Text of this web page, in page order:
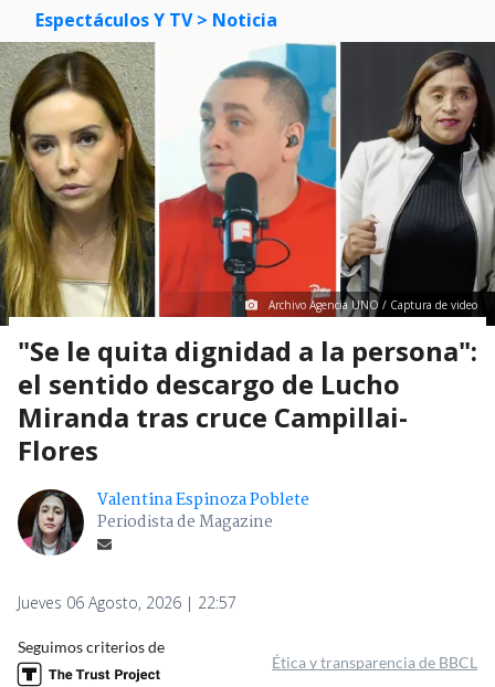
Espectáculos Y TV > Noticia
Archivo Agencia UNO / Captura de video
"Se le quita dignidad a la persona":
el sentido descargo de Lucho
Miranda tras cruce Campillai-
Flores
Valentina Espinoza Poblete
Periodista de Magazine
Jueves 06 Agosto, 2026 | 22:57
Seguimos criterios de
Ética y transparencia de BBCL